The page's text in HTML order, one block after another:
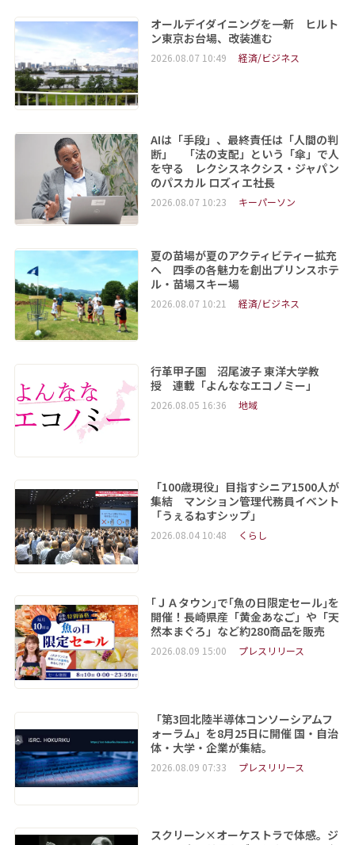
オールデイダイニングを一新 ヒルト
ン東京お台場、改装進む
2026.08.07 10:49 経済/ビジネス
AIは「手段」、最終責任は「人間の判
断」 「法の支配」という「傘」で人
を守る レクシスネクシス・ジャパン
のパスカル ロズィエ社長
2026.08.07 10:23 キーパーソン
夏の苗場が夏のアクティビティー拡充
へ 四季の各魅力を創出プリンスホテ
ル・苗場スキー場
2026.08.07 10:21 経済/ビジネス
行革甲子園 沼尾波子 東洋大学教
授 連載「よんななエコノミー」
2026.08.05 16:36 地域
「100歳現役」目指すシニア1500人が
集結 マンション管理代務員イベント
「うぇるねすシップ」
2026.08.04 10:48 くらし
｢ＪＡタウン｣で｢魚の日限定セール｣を
開催！長崎県産「黄金あなご」や「天
然本まぐろ」など約280商品を販売
2026.08.09 15:00 プレスリリース
「第3回北陸半導体コンソーシアムフ
ォーラム」を8月25日に開催 国・自治
体・大学・企業が集結。
2026.08.09 07:33 プレスリリース
スクリーン×オーケストラで体感。ジ